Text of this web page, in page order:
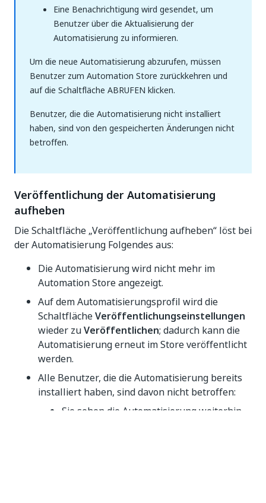
Eine Benachrichtigung wird gesendet, um
Benutzer über die Aktualisierung der
Automatisierung zu informieren.
Um die neue Automatisierung abzurufen, müssen
Benutzer zum Automation Store zurückkehren und
auf die Schaltfläche ABRUFEN klicken.
Benutzer, die die Automatisierung nicht installiert
haben, sind von den gespeicherten Änderungen nicht
betroffen.
Veröffentlichung der Automatisierung
aufheben
Die Schaltfläche „Veröffentlichung aufheben“ löst bei
der Automatisierung Folgendes aus:
Die Automatisierung wird nicht mehr im
Automation Store angezeigt.
Auf dem Automatisierungsprofil wird die
SchaltflächeVeröffentlichungseinstellungen
wieder zuVeröffentlichen; dadurch kann die
Automatisierung erneut im Store veröffentlicht
werden.
Alle Benutzer, die die Automatisierung bereits
installiert haben, sind davon nicht betroffen:
Sie sehen die Automatisierung weiterhin